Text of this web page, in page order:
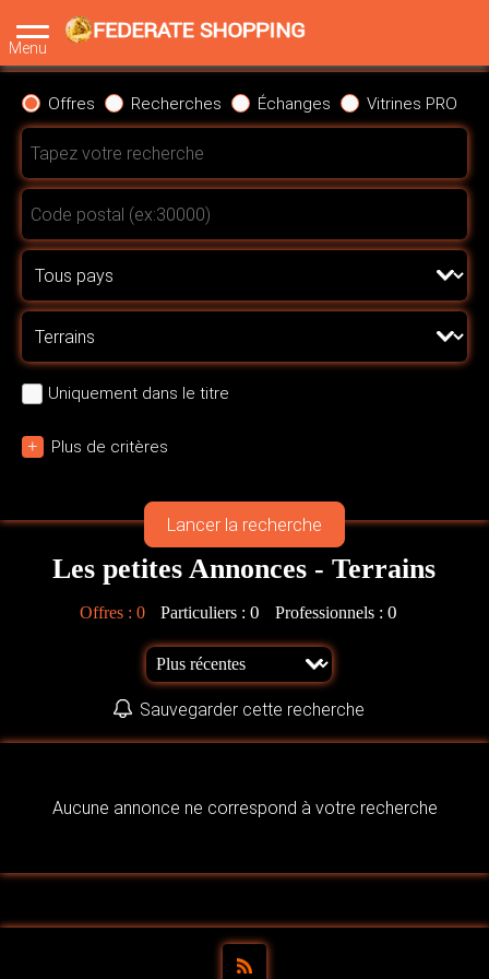
Menu
Offres Recherches Échanges Vitrines PRO
Uniquement dans le titre
+ Plus de critères
Les petites Annonces - Terrains
Offres : 0 Particuliers : 0 Professionnels : 0
Sauvegarder cette recherche
Aucune annonce ne correspond à votre recherche